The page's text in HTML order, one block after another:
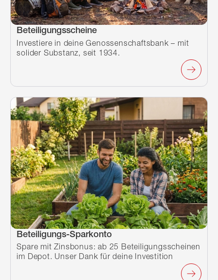
Beteiligungsscheine
Investiere in deine Genossenschaftsbank – mit
solider Substanz, seit 1934.
Beteiligungs-Sparkonto
Spare mit Zinsbonus: ab 25 Beteiligungsscheinen
im Depot. Unser Dank für deine Investition